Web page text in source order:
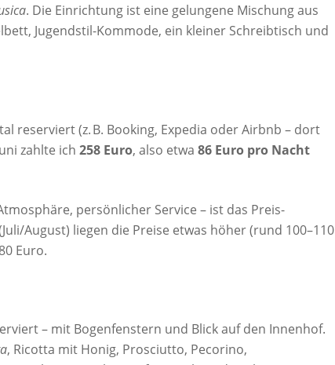
. Die Einrichtung ist eine gelungene Mischung aus
Jugendstil-Kommode, ein kleiner Schreibtisch und
reserviert (z. B. Booking, Expedia oder Airbnb – dort
zahlte ich 258 Euro, also etwa 86 Euro pro Nacht
persönlicher Service – ist das Preis-
August) liegen die Preise etwas höher (rund 100–110
Euro.
– mit Bogenfenstern und Blick auf den Innenhof.
, Ricotta mit Honig, Prosciutto, Pecorino,